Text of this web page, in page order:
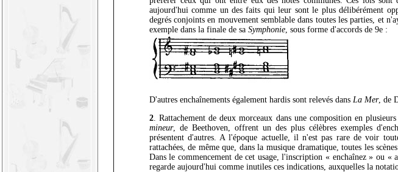
aujourd'hui comme un des faits qui leur sont le plus délibérément
degrés conjoints en mouvement semblable dans toutes les parties, et
exemple dans la finale de sa Symphonie, sous forme d'accords de 9e :
D'autres enchaînements également hardis sont relevés dans La Mer, de
2. Rattachement de deux morceaux dans une composition en
mineur, de Beethoven, offrent un des plus célèbres exemples
présentent d'autres. A l'époque actuelle, il n'est pas rare de voir
rattachées, de même que, dans la musique dramatique, toutes les
Dans le commencement de cet usage, l'inscription « enchaînez » ou
regarde aujourd'hui comme inutiles ces indications, auxquelles la